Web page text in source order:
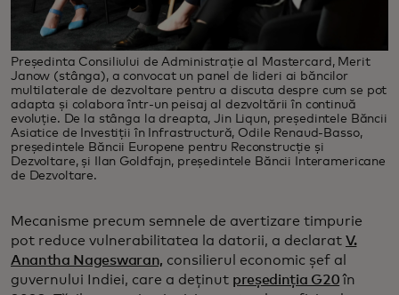
Președinta Consiliului de Administrație al Mastercard, Merit
Janow (stânga), a convocat un panel de lideri ai băncilor
multilaterale de dezvoltare pentru a discuta despre cum se pot
adapta și colabora într-un peisaj al dezvoltării în continuă
evoluție. De la stânga la dreapta, Jin Liqun, președintele Băncii
Asiatice de Investiții în Infrastructură, Odile Renaud-Basso,
președintele Băncii Europene pentru Reconstrucție și
Dezvoltare, și Ilan Goldfajn, președintele Băncii Interamericane
de Dezvoltare.
Mecanisme precum semnele de avertizare timpurie
pot reduce vulnerabilitatea la datorii, a declarat V.
Anantha Nageswaran, consilierul economic șef al
guvernului Indiei, care a deținut președinția G20în